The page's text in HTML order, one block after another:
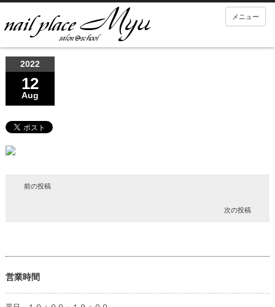
メニュー
2022
12
Aug
前の投稿
次の投稿
営業時間